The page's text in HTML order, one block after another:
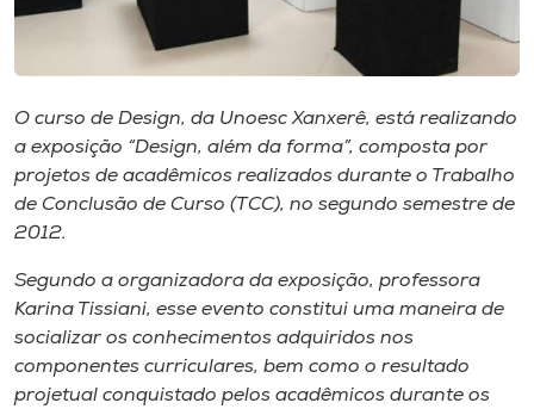
Museu
Store
Selecione
O curso de Design, da UnoescXanxerê, está realizando
a exposição “Design, além da forma”, composta por
projetos de acadêmicos realizados durante o Trabalho
de Conclusão de Curso (TCC), no segundo semestre de
2012.
Segundo a organizadora da exposição, professora
Karina Tissiani, esse evento constitui uma maneira de
socializar os conhecimentos adquiridos nos
componentes curriculares, bem como o resultado
projetual conquistado pelos acadêmicos durante os